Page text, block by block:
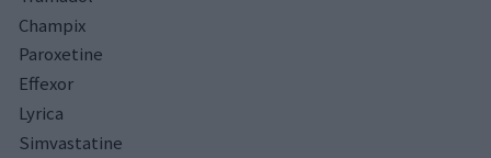
Champix
Paroxetine
Effexor
Lyrica
Simvastatine